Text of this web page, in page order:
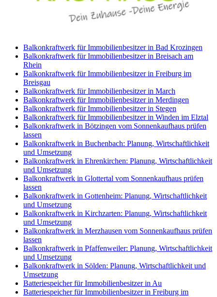
Balkonkraftwerk für Immobilienbesitzer in Bad Krozingen
Balkonkraftwerk für Immobilienbesitzer in Breisach am
Rhein
Balkonkraftwerk für Immobilienbesitzer in Freiburg im
Breisgau
Balkonkraftwerk für Immobilienbesitzer in March
Balkonkraftwerk für Immobilienbesitzer in Merdingen
Balkonkraftwerk für Immobilienbesitzer in Stegen
Balkonkraftwerk für Immobilienbesitzer in Winden im Elztal
Balkonkraftwerk in Bötzingen vom Sonnenkaufhaus prüfen
lassen
Balkonkraftwerk in Buchenbach: Planung, Wirtschaftlichkeit
und Umsetzung
Balkonkraftwerk in Ehrenkirchen: Planung, Wirtschaftlichkeit
und Umsetzung
Balkonkraftwerk in Glottertal vom Sonnenkaufhaus prüfen
lassen
Balkonkraftwerk in Gottenheim: Planung, Wirtschaftlichkeit
und Umsetzung
Balkonkraftwerk in Kirchzarten: Planung, Wirtschaftlichkeit
und Umsetzung
Balkonkraftwerk in Merzhausen vom Sonnenkaufhaus prüfen
lassen
Balkonkraftwerk in Pfaffenweiler: Planung, Wirtschaftlichkeit
und Umsetzung
Balkonkraftwerk in Sölden: Planung, Wirtschaftlichkeit und
Umsetzung
Batteriespeicher für Immobilienbesitzer in Au
Batteriespeicher für Immobilienbesitzer in Freiburg im